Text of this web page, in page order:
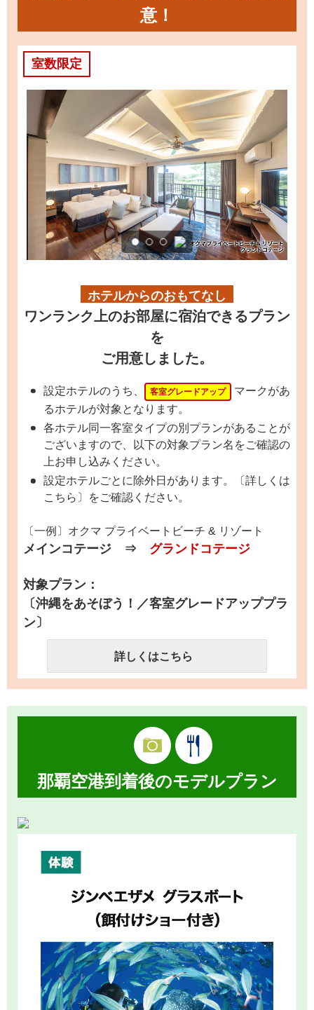
意！
室数限定
ホテルからのおもてなし
ワンランク上のお部屋に宿泊できるプラン
を
ご用意しました。
設定ホテルのうち、 客室グレードアップ
マークがあ
るホテルが対象となります。
各ホテル同一客室タイプの別プランがあることが
ございますので、以下の対象プラン名をご確認の
上お申し込みください。
設定ホテルごとに除外日があります。〔詳しくは
こちら〕をご確認ください。
〔一例〕オクマ プライベートビーチ & リゾート
メインコテージ ⇒ グランドコテージ
対象プラン：
〔沖縄をあそぼう！／客室グレードアッププラ
ン〕
詳しくはこちら
那覇空港到着後のモデルプラン